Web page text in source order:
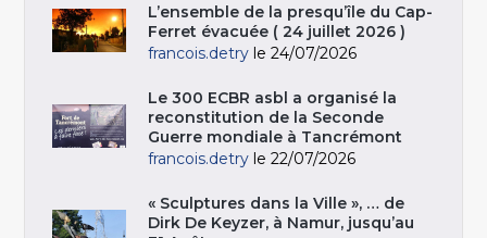
L’ensemble de la presqu’île du Cap-
Ferret évacuée ( 24 juillet 2026 )
francois.detry le 24/07/2026
Le 300 ECBR asbl a organisé la
reconstitution de la Seconde
Guerre mondiale à Tancrémont
francois.detry le 22/07/2026
« Sculptures dans la Ville », … de
Dirk De Keyzer, à Namur, jusqu’au